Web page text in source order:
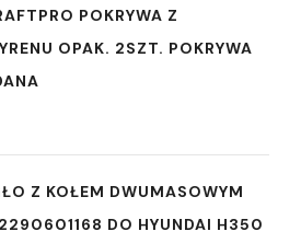
POKRYWA Z
OPAK. 2SZT. POKRYWA
Z KOŁEM DWUMASOWYM
DO HYUNDAI H350